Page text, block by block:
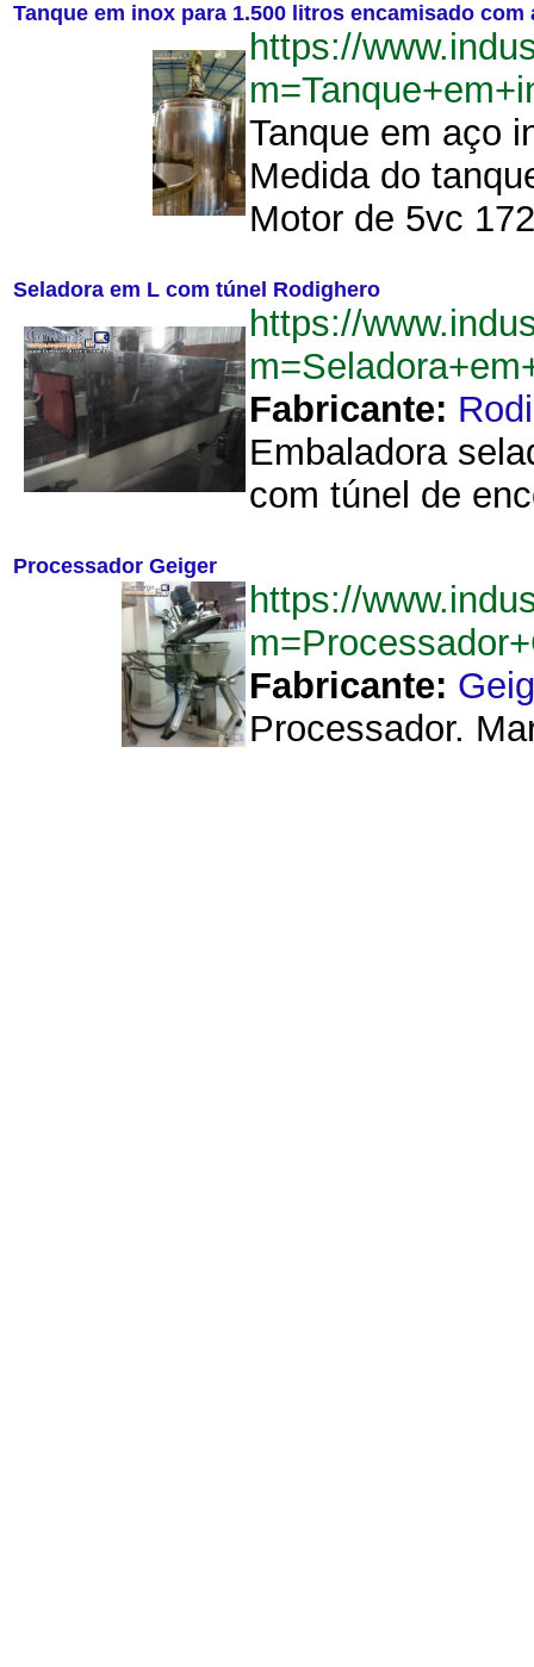
Tanque em inox para 1.500 litros encamisado com
https://
Tanque em aço
Medida do
Motor de 5vc
Seladora em L com túnel Rodighero
https://
Fabricante:
Embaladora
com túnel de
Processador Geiger
https://
Fabricante:
Processador.